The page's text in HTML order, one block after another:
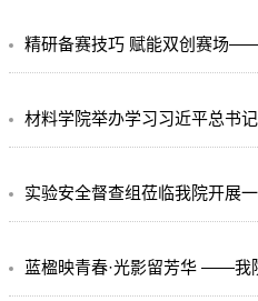
精研备赛技巧 赋能双创赛场——昆明理工大学举办中国国际大学
材料学院举办学习习近平总书记给中国青年五四奖章暨新时代
实验安全督查组莅临我院开展一级安
蓝楹映青春·光影留芳华 ——我院主